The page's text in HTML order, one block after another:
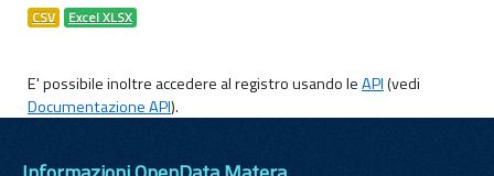
CSV Excel XLSX
E' possibile inoltre accedere al registro usando leAPI(vedi
Documentazione API).